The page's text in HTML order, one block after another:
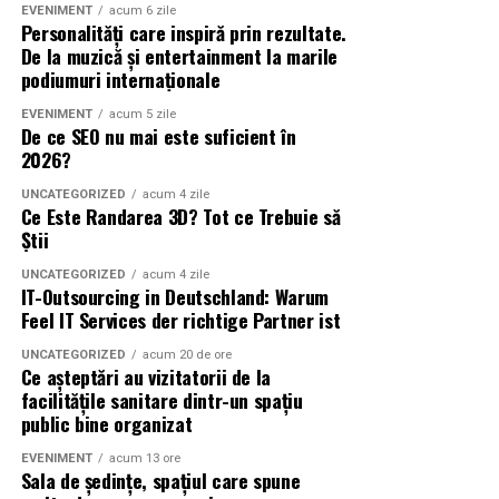
despre alte servicii stomatologice, pot fi gasite pe
dentosara.ro
Companiile încearcă să fie incluse în răspunsurile
generate automat.
Diferența este importantă.
SEO urmărește vizibilitatea într-o listă de rezultate.
GEO urmărește ca informațiile publicate pe site să fie
considerate suficient de valoroase încât să fie utilizate
atunci când inteligența artificială răspunde
utilizatorilor.
Pentru antreprenori și magazine online, schimbarea nu
presupune abandonarea SEO.
Din contră.
SEO trebuie completat cu o strategie orientată către:
EVENIMENT acum 6 zile
Personalități care inspiră prin rezultate.
De la muzică și entertainment la marile
podiumuri internaționale
EVENIMENT acum 5 zile
De ce SEO nu mai este suficient în
2026?
UNCATEGORIZED acum 4 zile
Ce Este Randarea 3D? Tot ce Trebuie să
Știi
UNCATEGORIZED acum 4 zile
IT-Outsourcing in Deutschland: Warum
Feel IT Services der richtige Partner ist
UNCATEGORIZED acum 20 de ore
Ce așteptări au vizitatorii de la
facilitățile sanitare dintr-un spațiu
public bine organizat
EVENIMENT acum 13 ore
Sala de ședințe, spațiul care spune